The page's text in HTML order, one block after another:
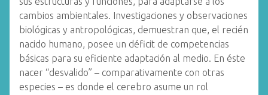
cambios ambientales. Investigaciones y observaciones
biológicas y antropológicas, demuestran que, el recién
nacido humano, posee un déficit de competencias
básicas para su eficiente adaptación al medio. En éste
nacer “desvalido” – comparativamente con otras
especies – es donde el cerebro asume un rol